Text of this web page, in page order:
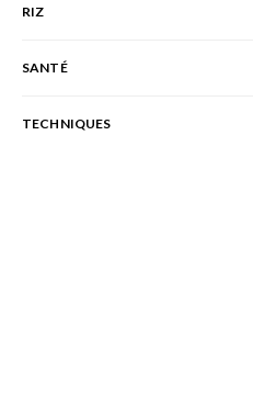
RIZ
SANTÉ
TECHNIQUES